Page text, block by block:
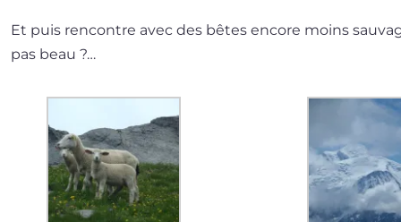
Et puis ren­contre avec des bêtes encore moins
pas beau ?…